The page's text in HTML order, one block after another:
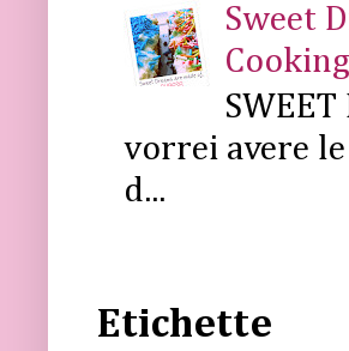
Sweet
SWEET
vorrei avere
d...
Etichette